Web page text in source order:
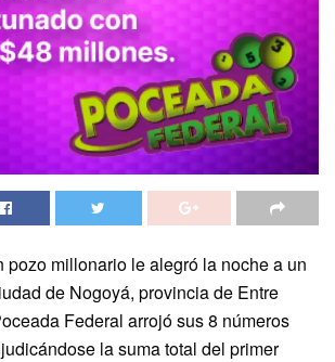
pozo millonario le alegró la noche a un
de Nogoyá, provincia de Entre
Federal arrojó sus 8 números
la suma total del primer